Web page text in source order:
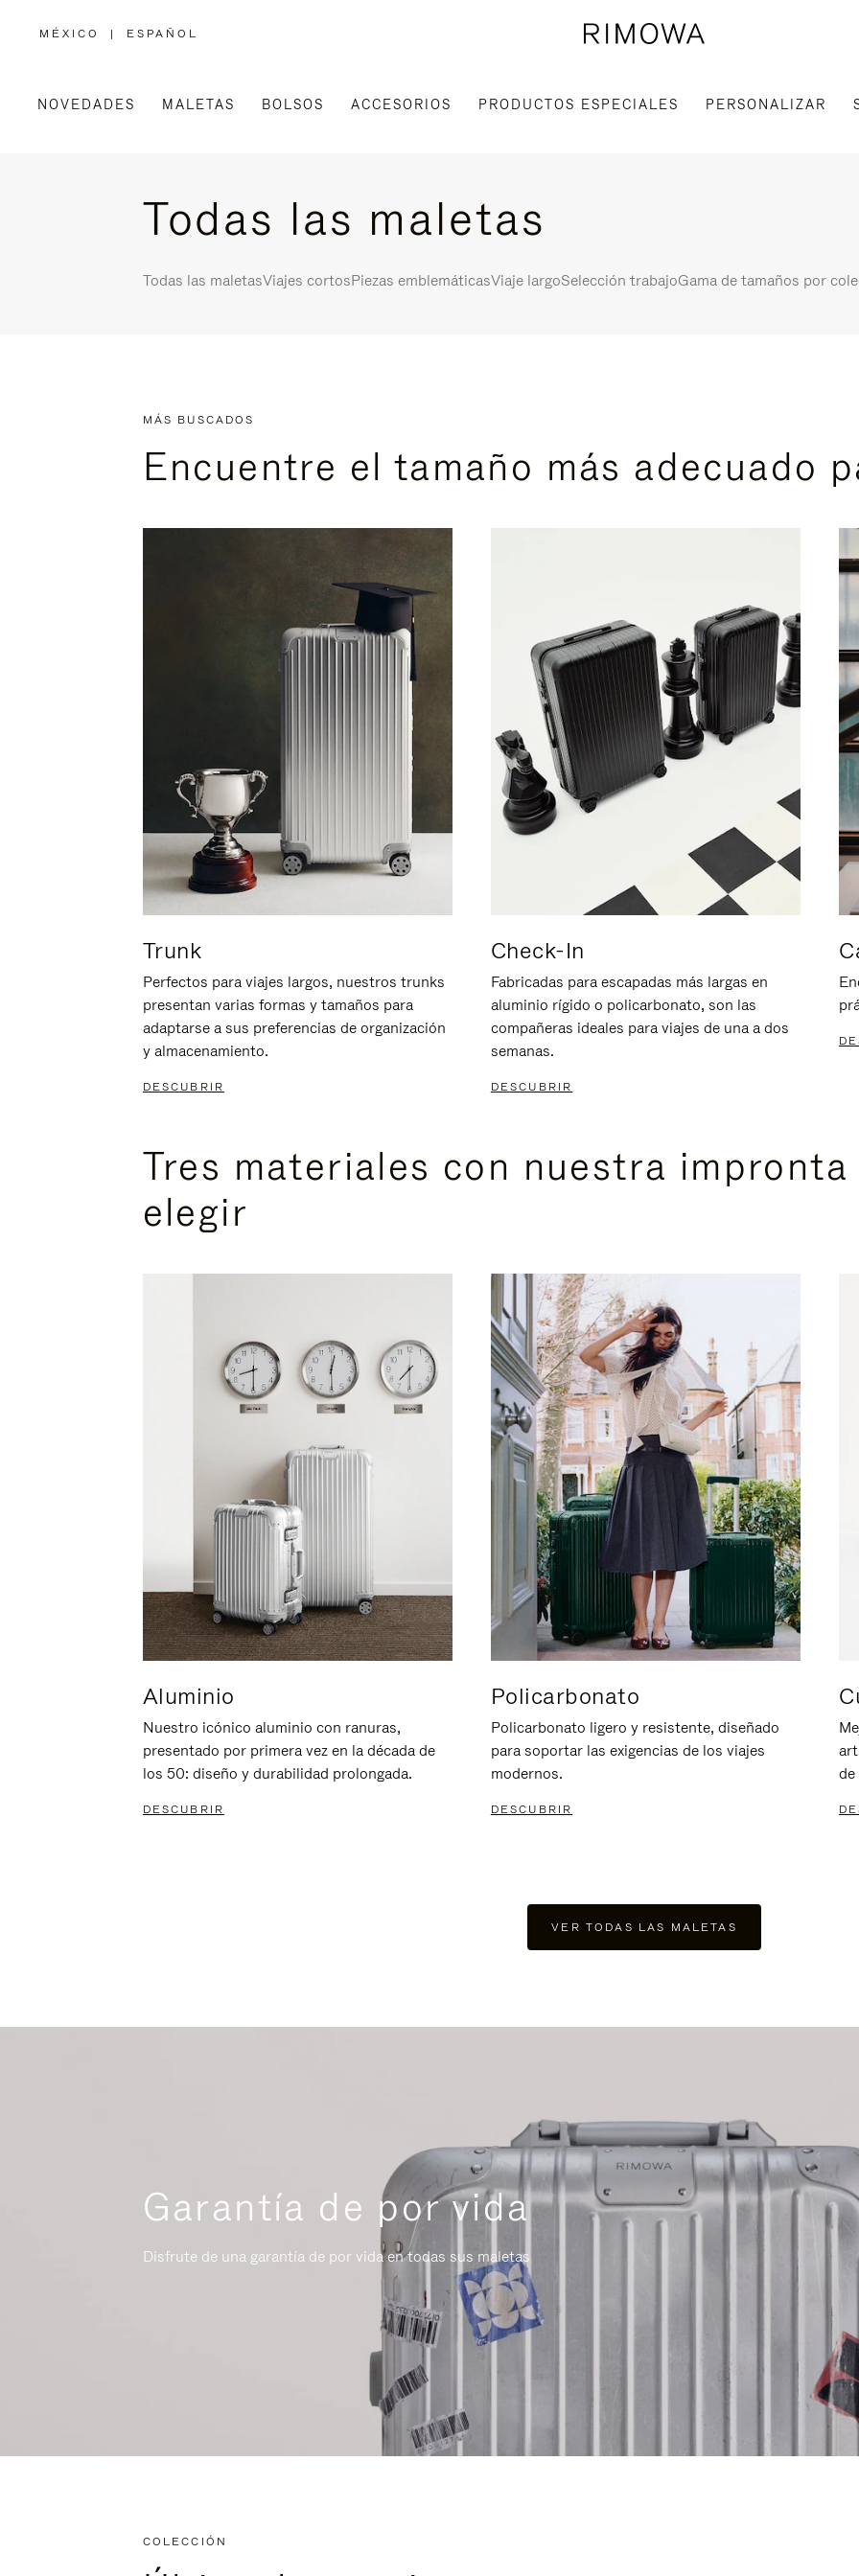
MÉXICO
,
| ESPAÑOL
NOVEDADES MALETAS BOLSOS ACCESORIOS PRODUCTOS ESPECIALES PERSONALIZAR
Todas las maletas
Todas las maletasViajes cortosPiezas emblemáticasViaje largoSelección trabajoGama de tamaños por
MÁS BUSCADOS
Encuentre el tamaño más adecuado
Trunk
Perfectos para viajes largos, nuestros trunks
presentan varias formas y tamaños para
adaptarse a sus preferencias de organización
y almacenamiento.
DESCUBRIR
Check-In
Fabricadas para escapadas más largas en
aluminio rígido o policarbonato, son las
compañeras ideales para viajes de una a dos
semanas.
DESCUBRIR
Tres materiales con nuestra
elegir
Aluminio
Nuestro icónico aluminio con ranuras,
presentado por primera vez en la década de
los 50: diseño y durabilidad prolongada.
DESCUBRIR
Policarbonato
Policarbonato ligero y resistente, diseñado
para soportar las exigencias de los viajes
modernos.
DESCUBRIR
de
VER TODAS LAS MALETAS
Garantía de por vida
Disfrute de una garantía de por vida en todas sus maletas
COLECCIÓN